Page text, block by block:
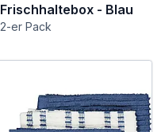
Frischhaltebox - Blau
2-er Pack